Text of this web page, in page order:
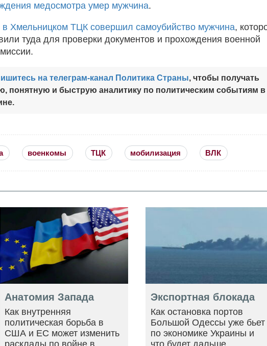
медосмотра умер мужчина.
в Хмельницком ТЦК совершил самоубийство мужчина,
туда для проверки документов и прохождения военной
на телеграм-канал Политика Страны, чтобы получать
понятную и быструю аналитику по политическим событиям в
военкомы ТЦК мобилизация ВЛК
Анатомия Запада
Как внутренняя
политическая борьба в
США и ЕС может изменить
Экспортная блокада
Как остановка портов
Большой Одессы уже бьет
по экономике Украины и